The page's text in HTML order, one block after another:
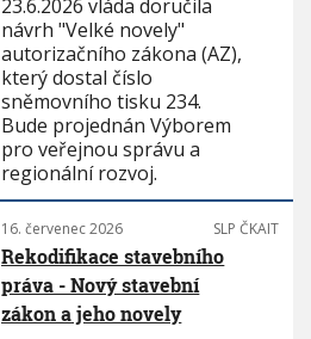
23.6.2026 vláda doručila
návrh "Velké novely"
autorizačního zákona (AZ),
který dostal číslo
sněmovního tisku 234.
Bude projednán Výborem
pro veřejnou správu a
regionální rozvoj.
16. červenec 2026 SLP ČKAIT
Rekodifikace stavebního
práva - Nový stavební
zákon a jeho novely